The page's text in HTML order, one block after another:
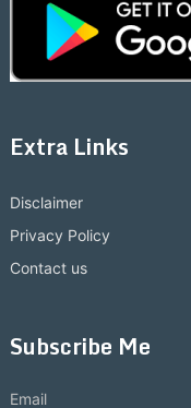
Extra Links
Disclaimer
Privacy Policy
Contact us
Subscribe Me
Email